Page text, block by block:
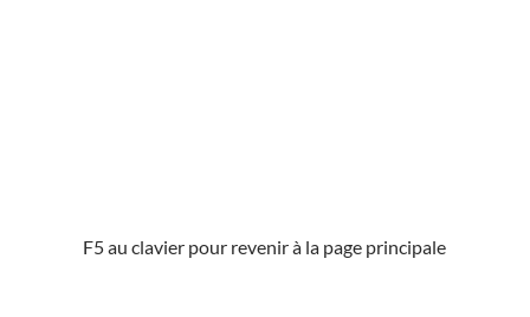
F5 au clavier pour revenir à la page principale